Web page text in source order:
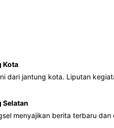
Kota
dari jantung kota. Liputan
Selatan
menyajikan berita terbaru